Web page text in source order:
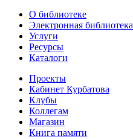
О библиотеке
Электронная библиотека
Услуги
Ресурсы
Каталоги
Проекты
Кабинет Курбатова
Клубы
Коллегам
Магазин
Книга памяти